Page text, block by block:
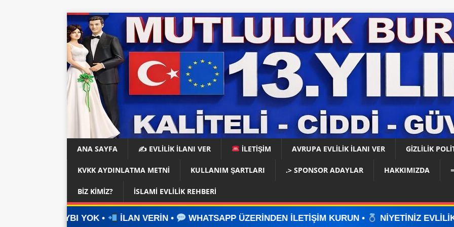
ANA SAYFA ✍️ EVLİLİK İLANI VER İLETİŞİM AVRUPA EVLİLİK İLANI VER GIZLILIK
KVKK AYDINLATMA METNI KULLANIM ŞARTLARI .> SPONSOR ADAYLAR HAKKIMIZDA
BIZ KIMIZ? İSLAMI EVLILIK REHBERI
İLAN VERİN • WHATSAPP ÜZERİNDEN İLETİŞİM KURUN • NİYETİNİZ EVLİLİKSE, DOĞRU